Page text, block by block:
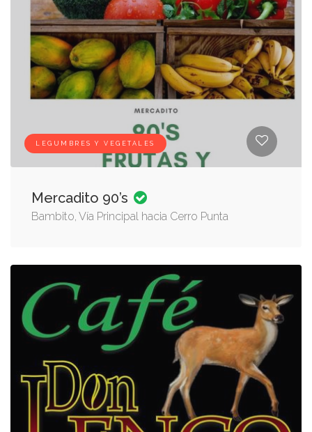
LEGUMBRES Y VEGETALES
Mercadito 90’s
Bambito, Vía Principal hacia Cerro Punta